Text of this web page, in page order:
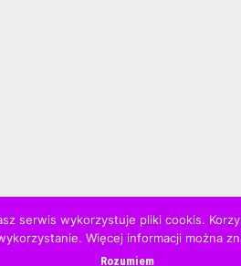
serwis wykorzystuje pliki cookis.
Więcej informacji można
Rozumiem